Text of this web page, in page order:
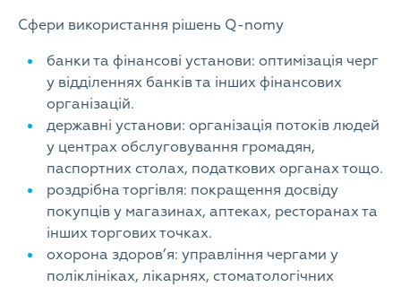
Сфери використання рішень Q-nomy
банки та фінансові установи: оптимізація черг
у відділеннях банків та інших фінансових
організацій.
державні установи: організація потоків людей
у центрах обслуговування громадян,
паспортних столах, податкових органах тощо.
роздрібна торгівля: покращення досвіду
покупців у магазинах, аптеках, ресторанах та
інших торгових точках.
охорона здоров’я: управління чергами у
поліклініках, лікарнях, стоматологічних